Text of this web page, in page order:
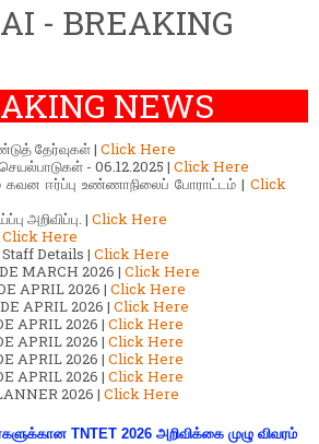
- BREAKING
NEWS
தேர்வுகள் | Click Here
- 06.12.2025 | Click Here
கவன ஈர்ப்பு உண்ணாநிலைப் போராட்டம் | Click
அறிவிப்பு. | Click Here
Click Here
Details | Click Here
MARCH 2026 | Click Here
APRIL 2026 | Click Here
APRIL 2026 | Click Here
APRIL 2026 | Click Here
APRIL 2026 | Click Here
APRIL 2026 | Click Here
APRIL 2026 | Click Here
2026 | Click Here
TNTET 2026 அறிவிக்கை முழு விவரம்